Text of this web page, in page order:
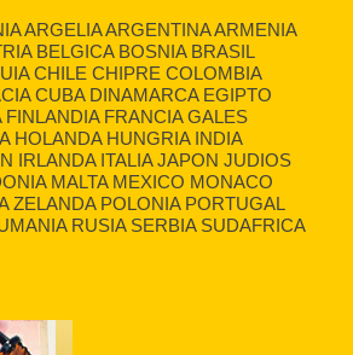
ARGELIA ARGENTINA ARMENIA
BELGICA BOSNIA BRASIL
CHILE CHIPRE COLOMBIA
CUBA DINAMARCA EGIPTO
FINLANDIA FRANCIA GALES
HOLANDA HUNGRIA INDIA
IRLANDA ITALIA JAPON JUDIOS
MALTA MEXICO MONACO
ZELANDA POLONIA PORTUGAL
RUSIA SERBIA SUDAFRICA